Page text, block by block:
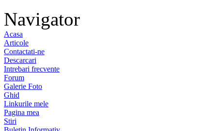
Navigator
Acasa
Articole
Contactati-ne
Descarcari
Intrebari frecvente
Forum
Galerie Foto
Ghid
Linkurile mele
Pagina mea
Stiri